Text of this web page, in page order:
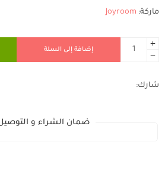
ماركة: Joyroom
إضافة إلى السلة
شارك:
ضمان الشراء و